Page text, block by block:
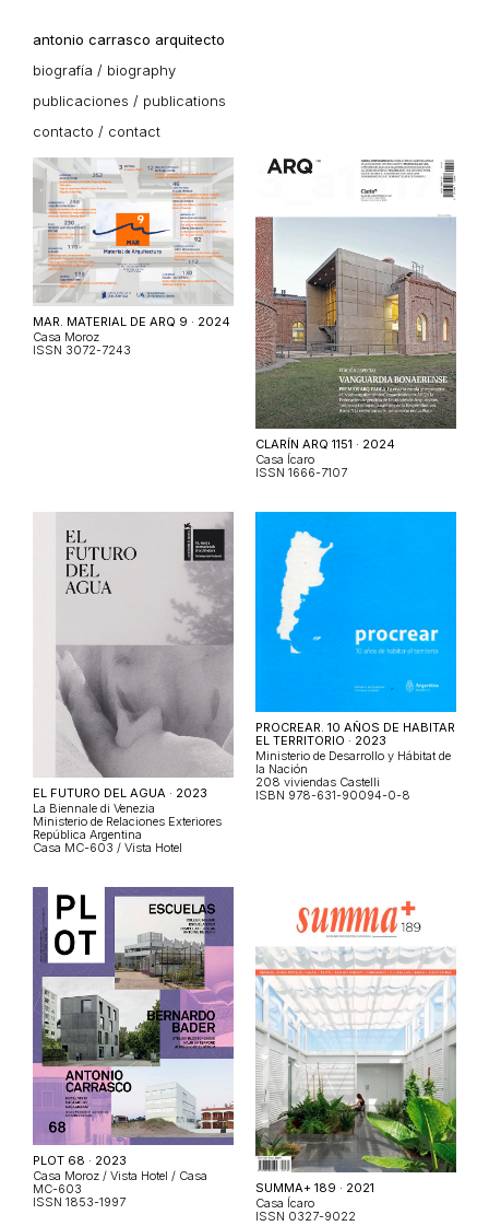
antonio carrasco arquitecto
biografía / biography
publicaciones / publications
contacto / contact
MAR. MATERIAL DE ARQ 9 · 2024
Casa Moroz
ISSN 3072-7243
CLARÍN ARQ 1151 · 2024
Casa Ícaro
ISSN 1666-7107
EL FUTURO DEL AGUA · 2023
La Biennale di Venezia
Ministerio de Relaciones Exteriores
República Argentina
Casa MC-603 / Vista Hotel
PROCREAR. 10 AÑOS DE HABITAR
EL TERRITORIO · 2023
Ministerio de Desarrollo y Hábitat de
la Nación
208 viviendas Castelli
ISBN 978-631-90094-0-8
PLOT 68 · 2023
Casa Moroz / Vista Hotel / Casa
MC-603
ISSN 1853-1997
SUMMA+ 189 · 2021
Casa Ícaro
ISSN 0327-9022